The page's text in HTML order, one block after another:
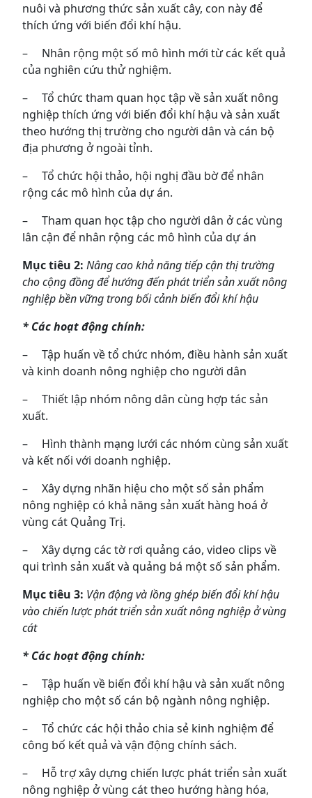
nuôi và phương thức sản xuất cây, con này để
thích ứng với biến đổi khí hậu.
– Nhân rộng một số mô hình mới từ các kết quả
của nghiên cứu thử nghiệm.
– Tổ chức tham quan học tập về sản xuất nông
nghiệp thích ứng với biến đổi khí hậu và sản xuất
theo hướng thị trường cho người dân và cán bộ
địa phương ở ngoài tỉnh.
– Tổ chức hội thảo, hội nghị đầu bờ để nhân
rộng các mô hình của dự án.
– Tham quan học tập cho người dân ở các vùng
lân cận để nhân rộng các mô hình của dự án
Mục tiêu 2: Nâng cao khả năng tiếp cận thị trường
cho cộng đồng để hướng đến phát triển sản xuất nông
nghiệp bền vững trong bối cảnh biến đổi khí hậu
* Các hoạt động chính:
– Tập huấn về tổ chức nhóm, điều hành sản xuất
và kinh doanh nông nghiệp cho người dân
– Thiết lập nhóm nông dân cùng hợp tác sản
xuất.
– Hình thành mạng lưới các nhóm cùng sản xuất
và kết nối với doanh nghiệp.
– Xây dựng nhãn hiệu cho một số sản phẩm
nông nghiệp có khả năng sản xuất hàng hoá ở
vùng cát Quảng Trị.
– Xây dựng các tờ rơi quảng cáo, video clips về
qui trình sản xuất và quảng bá một số sản phẩm.
Mục tiêu 3: Vận động và lồng ghép biến đổi khí hậu
vào chiến lược phát triển sản xuất nông nghiệp ở vùng
cát
* Các hoạt động chính:
– Tập huấn về biến đổi khí hậu và sản xuất nông
nghiệp cho một số cán bộ ngành nông nghiệp.
– Tổ chức các hội thảo chia sẻ kinh nghiệm để
công bố kết quả và vận động chính sách.
– Hỗ trợ xây dựng chiến lược phát triển sản xuất
nông nghiệp ở vùng cát theo hướng hàng hóa,